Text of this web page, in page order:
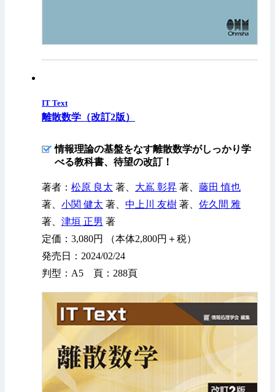
IT Text
離散数学（改訂2版）
情報理論の基盤をなす離散数学がしっかり学
べる教科書、待望の改訂！
著者： 松原 良太 著、 大嶌 彰昇 著、 藤田 慎也
著、 小関 健太 著、 中上川 友樹 著、 佐久間 雅
著、 津垣 正男 著
定価：3,080円 （本体2,800円＋税）
発売日：2024/02/24
判型：A5 頁：288頁